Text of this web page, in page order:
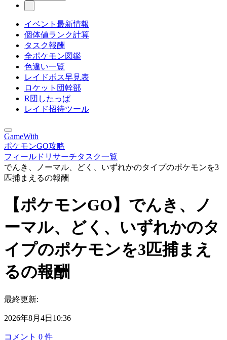
イベント最新情報
個体値ランク計算
タスク報酬
全ポケモン図鑑
色違い一覧
レイドボス早見表
ロケット団幹部
R団したっぱ
レイド招待ツール
GameWith
ポケモンGO攻略
フィールドリサーチタスク一覧
でんき、ノーマル、どく、いずれかのタイプのポケモンを3
匹捕まえるの報酬
【ポケモンGO】でんき、ノ
ーマル、どく、いずれかのタ
イプのポケモンを3匹捕まえ
るの報酬
最終更新:
2026年8月4日10:36
コメント 0 件